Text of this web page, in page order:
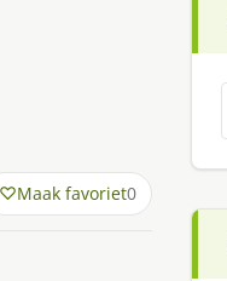
Maak favoriet0